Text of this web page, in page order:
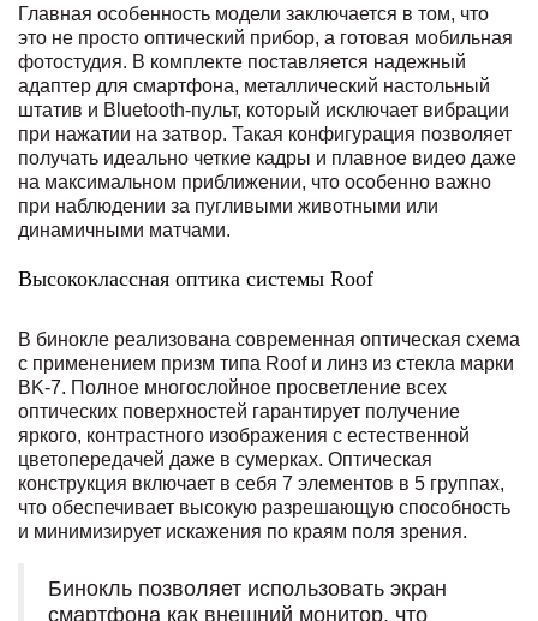
Главная особенность модели заключается в том, что
это не просто оптический прибор, а готовая мобильная
фотостудия. В комплекте поставляется надежный
адаптер для смартфона, металлический настольный
штатив и Bluetooth-пульт, который исключает вибрации
при нажатии на затвор. Такая конфигурация позволяет
получать идеально четкие кадры и плавное видео даже
на максимальном приближении, что особенно важно
при наблюдении за пугливыми животными или
динамичными матчами.
Высококлассная оптика системы Roof
В бинокле реализована современная оптическая схема
с применением призм типа Roof и линз из стекла марки
BK-7. Полное многослойное просветление всех
оптических поверхностей гарантирует получение
яркого, контрастного изображения с естественной
цветопередачей даже в сумерках. Оптическая
конструкция включает в себя 7 элементов в 5 группах,
что обеспечивает высокую разрешающую способность
и минимизирует искажения по краям поля зрения.
Бинокль позволяет использовать экран
смартфона как внешний монитор, что